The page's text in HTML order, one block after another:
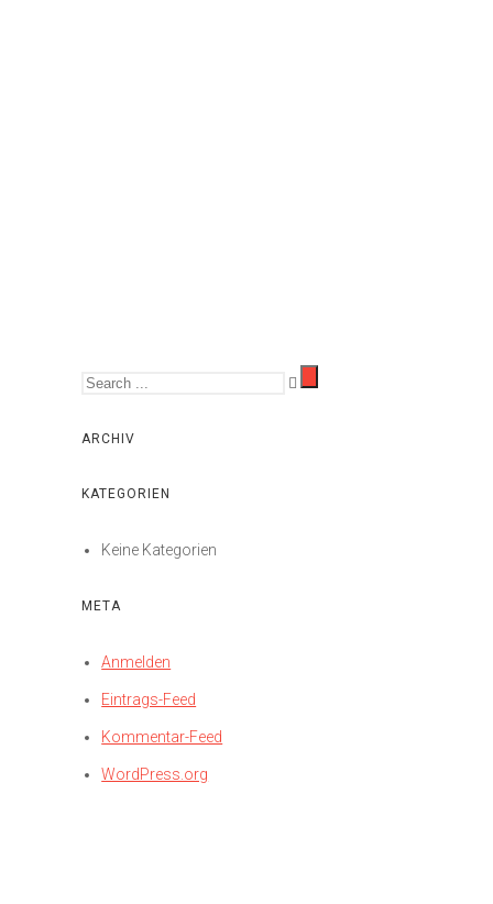
ARCHIV
KATEGORIEN
Keine Kategorien
META
Anmelden
Eintrags-Feed
Kommentar-Feed
WordPress.org